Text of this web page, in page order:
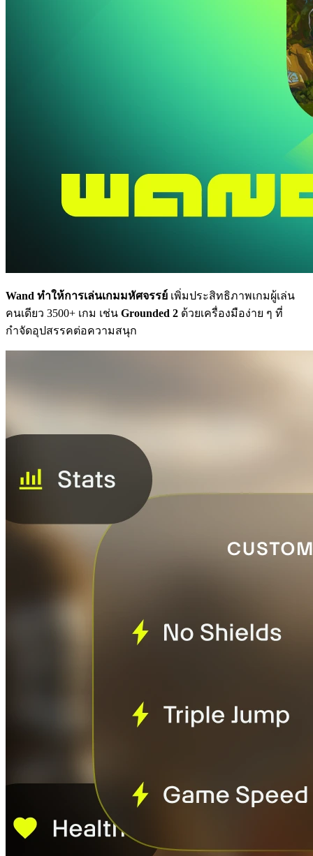
Wand ทำให้การเล่นเกมมหัศจรรย์ เพิ่มประสิทธิภาพเกมผู้เล่น
คนเดียว 3500+ เกม เช่น Grounded 2 ด้วยเครื่องมือง่าย ๆ ที่
กำจัดอุปสรรคต่อความสนุก